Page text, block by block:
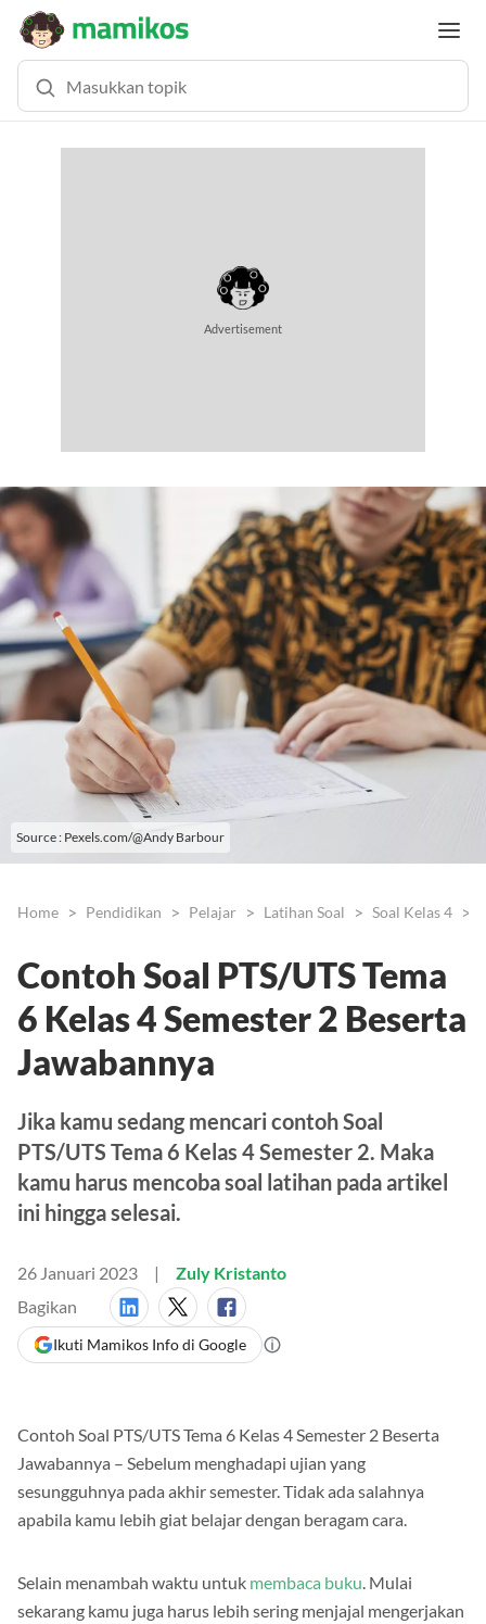
Advertisement
Source : Pexels.com/@Andy Barbour
Home Pendidikan Pelajar Latihan Soal Soal Kelas 4
Contoh Soal PTS/UTS Tema
6 Kelas 4 Semester 2 Beserta
Jawabannya
Jika kamu sedang mencari contoh Soal
PTS/UTS Tema 6 Kelas 4 Semester 2. Maka
kamu harus mencoba soal latihan pada artikel
ini hingga selesai.
26 Januari 2023
Zuly Kristanto
Bagikan
Ikuti Mamikos Info di Google
Contoh Soal PTS/UTS Tema 6 Kelas 4 Semester 2 Beserta
Jawabannya – Sebelum menghadapi ujian yang
sesungguhnya pada akhir semester. Tidak ada salahnya
apabila kamu lebih giat belajar dengan beragam cara.
Selain menambah waktu untuk membaca buku. Mulai
sekarang kamu juga harus lebih sering menjajal mengerjakan